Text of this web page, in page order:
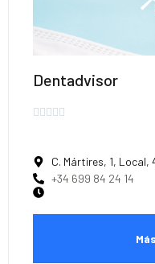
Dentadvisor
    
C. Mártires, 1, Local,
+34 699 84 24 14